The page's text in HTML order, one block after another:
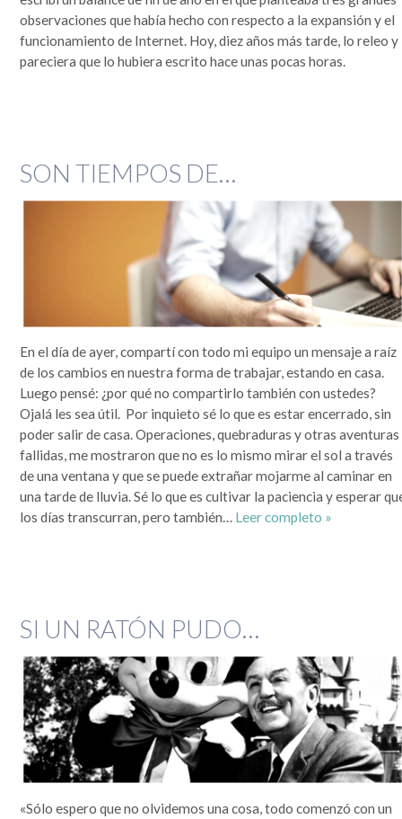
que se lo mire, era un mundo más sencillo y más redondo, donde todo quedaba lejos y la demora en
la llegada de la información era grande. Por si fuera poco, hasta mis...
Leer completa...
SEGUIME
observaciones que había hecho con respecto a la expansión y el
funcionamiento de Internet. Hoy, diez años más tarde, lo releo y
pareciera que lo hubiera escrito hace unas pocas horas.
SON TIEMPOS DE…
En el día de ayer, compartí con todo mi equipo un mensaje a raíz
de los cambios en nuestra forma de trabajar, estando en casa.
Luego pensé: ¿por qué no compartirlo también con ustedes?
Ojalá les sea útil. Por inquieto sé lo que es estar encerrado, sin
poder salir de casa. Operaciones, quebraduras y otras aventuras
fallidas, me mostraron que no es lo mismo mirar el sol a través
de una ventana y que se puede extrañar mojarme al caminar en
una tarde de lluvia. Sé lo que es cultivar la paciencia y esperar
los días transcurran, pero también… Leer completo »
SI UN RATÓN PUDO…
«Sólo espero que no olvidemos una cosa, todo comenzó con un